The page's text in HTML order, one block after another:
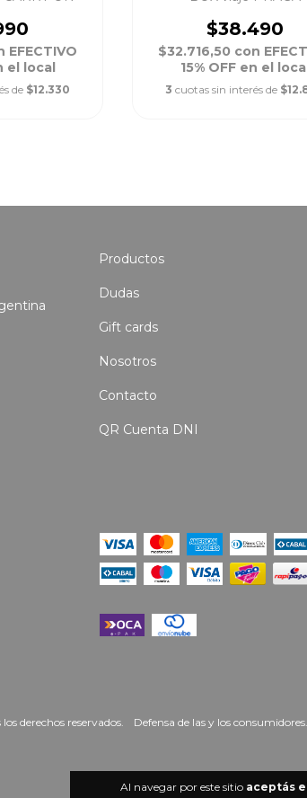
Al navegar por este sitio aceptás
EFECTIVO
el local
de $12.330
$38.490
$32.716,50 con
15% OFF en el
3 cuotas sin interés de
Productos
Dudas
Gift cards
Nosotros
Contacto
QR Cuenta DNI
derechos reservados. Defensa de las y los